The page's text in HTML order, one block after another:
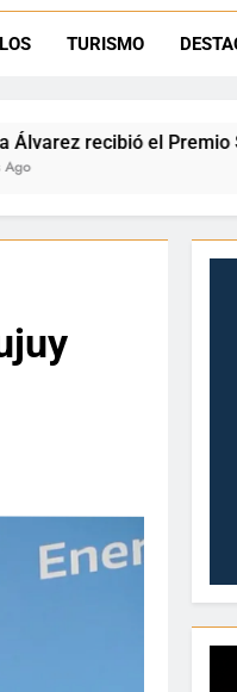
una gran celebración con
TURISMO
San Salvador: La